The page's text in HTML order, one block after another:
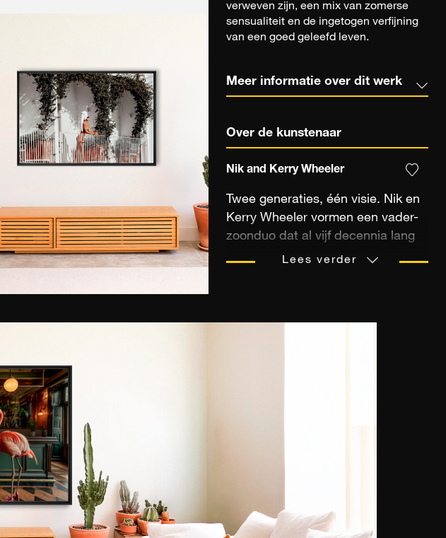
verweven zijn, een mix van zomerse
sensualiteit en de ingetogen verfijning
van een goed geleefd leven.
Meer informatie over dit werk
Over de kunstenaar
Nik and Kerry Wheeler
Twee generaties, één visie. Nik en
Kerry Wheeler vormen een vader-
zoonduo dat al vijf decennia lang
de ingetogen schoonheid van de
elegantie, en leggen ze de essentie
vast van kostbare momenten die
Lees verder